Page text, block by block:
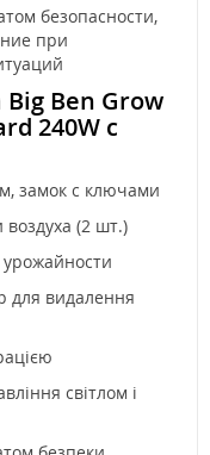
безопасности,
при
Big Ben Grow
240W с
замок с ключами
(2 шт.)
урожайности
для видалення
світлом і